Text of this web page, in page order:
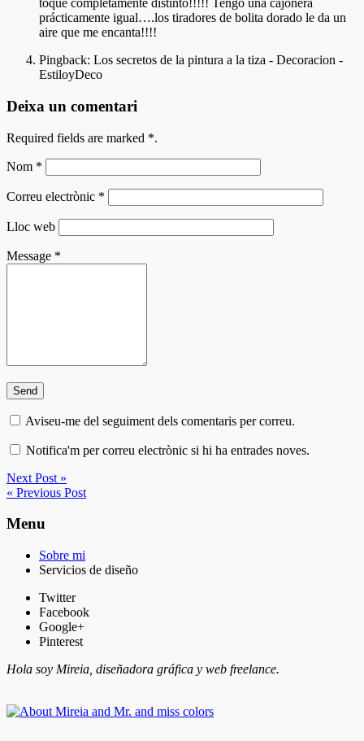
toque completamente distinto!!!!! Tengo una cajonera
prácticamente igual….los tiradores de bolita dorado le da un
aire que me encanta!!!!
Pingback: Los secretos de la pintura a la tiza - Decoracion -
EstiloyDeco
Deixa un comentari
Required fields are marked *.
Nom *
Correu electrònic *
Lloc web
Message *
Aviseu-me del seguiment dels comentaris per correu.
Notifica'm per correu electrònic si hi ha entrades noves.
Next Post »
« Previous Post
Menu
Sobre mi
Servicios de diseño
Twitter
Facebook
Google+
Pinterest
Hola soy Mireia, diseñadora gráfica y web freelance.